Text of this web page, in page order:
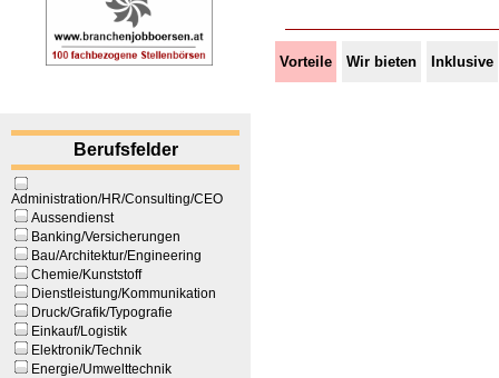
Vorteile Wir bieten Inklusive
Berufsfelder
Administration/HR/Consulting/CEO
Aussendienst
Banking/Versicherungen
Bau/Architektur/Engineering
Chemie/Kunststoff
Dienstleistung/Kommunikation
Druck/Grafik/Typografie
Einkauf/Logistik
Elektronik/Technik
Energie/Umwelttechnik